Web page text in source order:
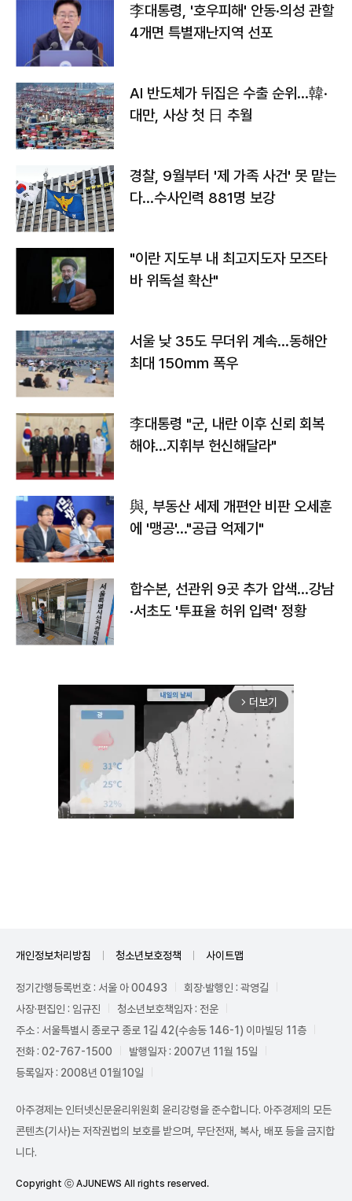
李대통령, '호우피해' 안동·의성 관할
4개면 특별재난지역 선포
AI 반도체가 뒤집은 수출 순위…韓·
대만, 사상 첫 日 추월
경찰, 9월부터 '제 가족 사건' 못 맡는
다…수사인력 881명 보강
"이란 지도부 내 최고지도자 모즈타
바 위독설 확산"
서울 낮 35도 무더위 계속…동해안
최대 150㎜ 폭우
李대통령 "군, 내란 이후 신뢰 회복
해야…지휘부 헌신해달라"
與, 부동산 세제 개편안 비판 오세훈
에 '맹공'…"공급 억제기"
합수본, 선관위 9곳 추가 압색…강남
·서초도 '투표율 허위 입력' 정황
arrow_forward_ios 더보기
개인정보처리방침 청소년보호정책 사이트맵
정기간행등록번호 : 서울 아 00493
회장·발행인 : 곽영길
사장·편집인 : 임규진
청소년보호책임자 : 전운
주소 : 서울특별시 종로구 종로 1길 42(수송동 146-1) 이마빌딩 11층
전화 : 02-767-1500
발행일자 : 2007년 11월 15일
등록일자 : 2008년 01월10일
아주경제는 인터넷신문윤리위원회 윤리강령을 준수합니다. 아주경제의 모든
콘텐츠(기사)는 저작권법의 보호를 받으며, 무단전재, 복사, 배포 등을 금지합
니다.
Copyright ⓒ AJUNEWS All rights reserved.